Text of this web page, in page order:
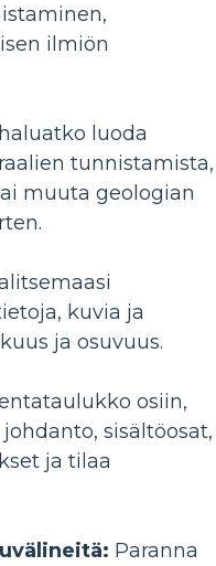
ilmiön
luoda
tunnistamista,
muuta geologian
kuvia ja
ja osuvuus.
osiin,
sisältöosat,
ja tilaa
Paranna